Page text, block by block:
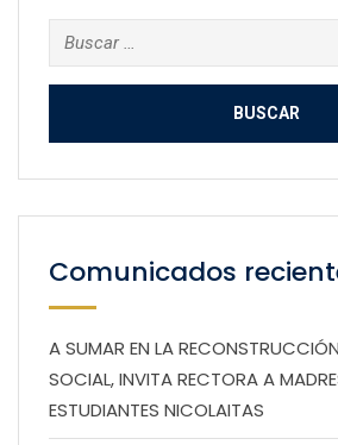
Buscar:
Comunicados
A SUMAR EN LA
SOCIAL, INVITA RECTORA A
ESTUDIANTES NICOLAITAS